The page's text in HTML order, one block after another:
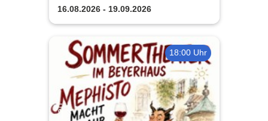
Abend
16.08.2026 - 19.09.2026
18:00 Uhr